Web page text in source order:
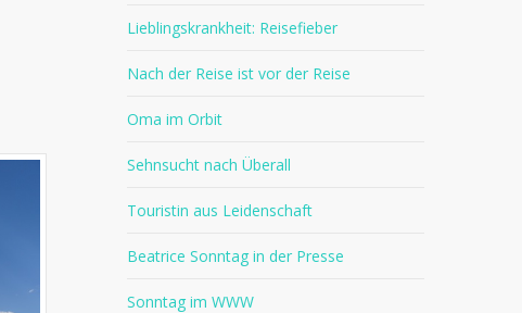
Lieblingskrankheit: Reisefieber
Nach der Reise ist vor der Reise
Oma im Orbit
Sehnsucht nach Überall
Touristin aus Leidenschaft
Beatrice Sonntag in der Presse
Sonntag im WWW